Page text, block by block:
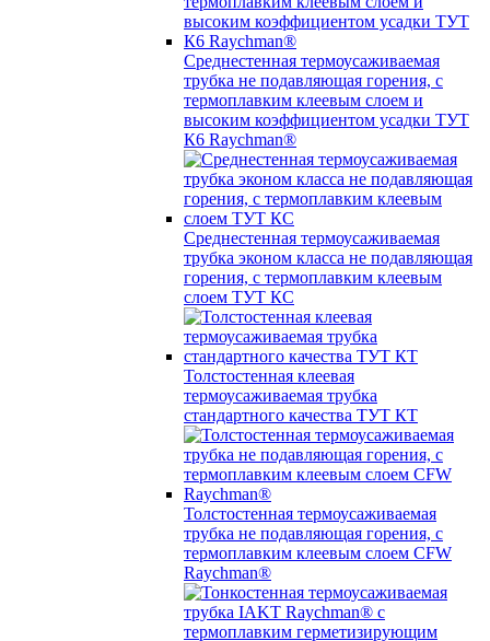
Среднестенная термоусаживаемая
трубка не подавляющая горения, с
термоплавким клеевым слоем и
высоким коэффициентом усадки ТУТ
К6 Raychman®
Среднестенная термоусаживаемая
трубка эконом класса не подавляющая
горения, с термоплавким клеевым
слоем ТУТ КС
Толстостенная клеевая
термоусаживаемая трубка
стандартного качества ТУТ КТ
Толстостенная термоусаживаемая
трубка не подавляющая горения, с
термоплавким клеевым слоем CFW
Raychman®